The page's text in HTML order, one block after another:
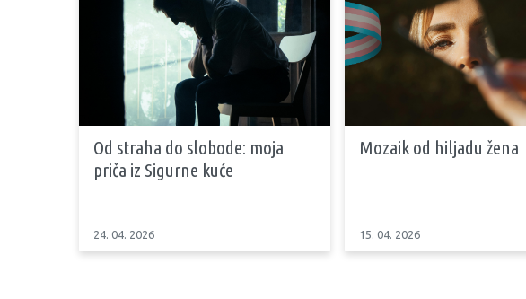
Od straha do slobode: moja
priča iz Sigurne kuće
24. 04. 2026
Mozaik od hiljadu žena
15. 04. 2026